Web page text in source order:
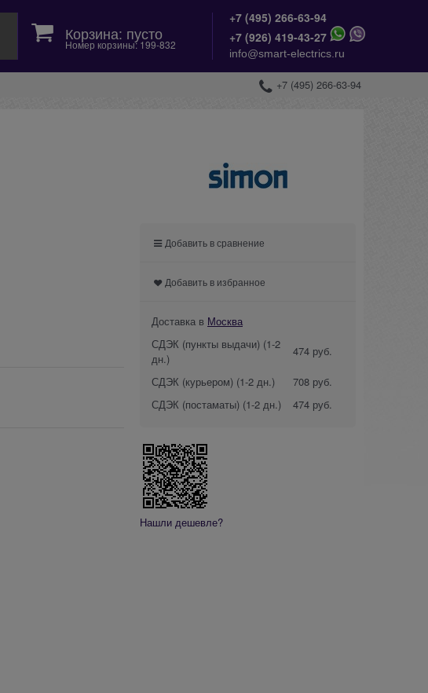
Корзина: пусто
Номер корзины: 199-832
+7 (495) 266-63-94
+7 (926) 419-43-27
info@smart-electrics.ru
+7 (495) 266-63-94
Добавить в сравнение
Добавить в избранное
Доставка в Москва
СДЭК (пункты выдачи) (1-2
дн.)
474 руб.
СДЭК (курьером) (1-2 дн.)
708 руб.
СДЭК (постаматы) (1-2 дн.) 474 руб.
Нашли дешевле?